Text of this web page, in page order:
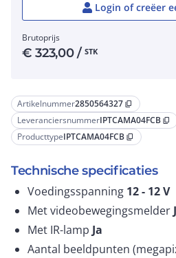
Artikelnummer2850564327 content_copy
LeveranciersnummerIPTCAMA04FCB content_copy
ProducttypeIPTCAMA04FCB content_copy
Technische specificaties
Voedingsspanning 12 - 12V
Met videobewegingsmelder
Met IR-lamp Ja
Aantal beeldpunten
Login of creëer
Brutoprijs
€323,00/ STK